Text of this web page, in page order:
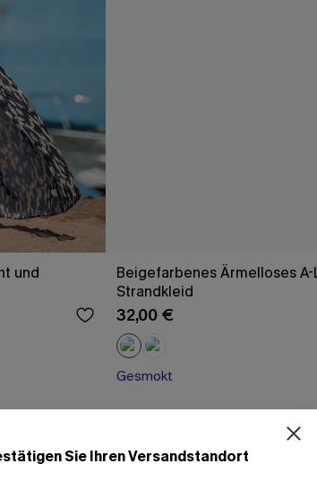
und
Beigefarbenes Ärmelloses A-
Strandkleid
32,00 €
Gesmokt
Sie Ihren Versandstandort